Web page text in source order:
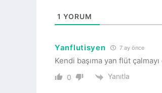
1 YORUM
Yanflutisyen 7 ay önce
Kendi başıma yan flüt
0 Yanıtla